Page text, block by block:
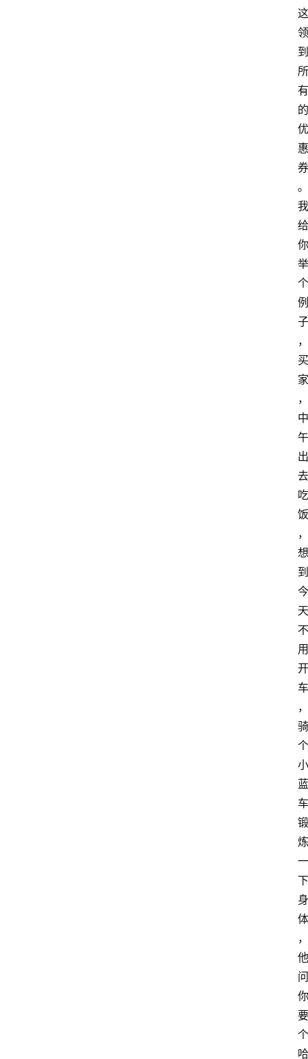
这
领
到
所
有
的
优
惠
券
。
我
给
你
举
个
例
子
，
买
家
，
中
午
出
去
吃
饭
，
想
到
今
天
不
用
开
车
，
骑
个
小
蓝
车
锻
炼
一
下
身
体
，
他
问
你
要
个
哈